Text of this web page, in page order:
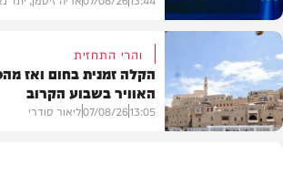
פוליטי
והרי התחזית
הקלה זמנית בחום ואז
האוויר בשבוע הקרוב
13:05
07/08/26ליאור סודרי